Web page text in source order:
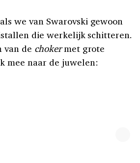
we van Swarovski gewoon
die werkelijk schitteren.
van de chokermet grote
mee naar de juwelen: